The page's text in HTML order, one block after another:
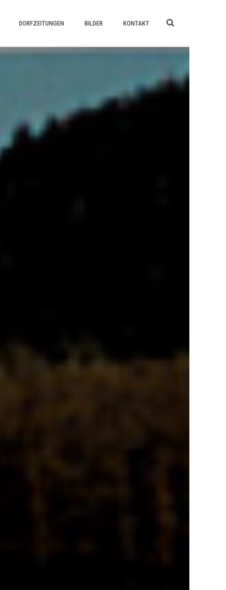
DORFZEITUNGEN BILDER KONTAKT